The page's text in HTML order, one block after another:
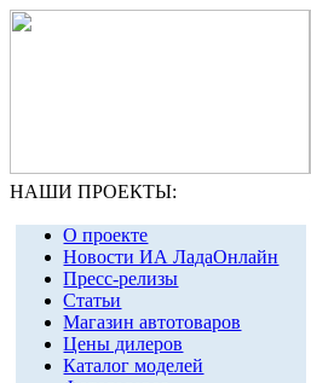
НАШИ ПРОЕКТЫ:
О проекте
Новости ИА ЛадаОнлайн
Пресс-релизы
Статьи
Магазин автотоваров
Цены дилеров
Каталог моделей